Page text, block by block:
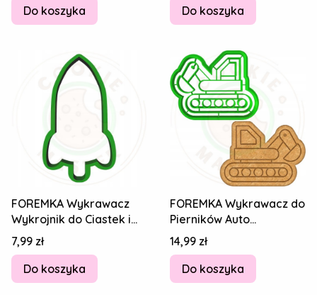
Do koszyka
Do koszyka
FOREMKA Wykrawacz
Wykrojnik do Ciastek i
Pierników - Kosmos
Rakieta 8cm
Cena
7,99 zł
Do koszyka
FOREMKA Wykrawacz do
Pierników Auto
Koparkoładowarka
Spychacz KOPARKA 8cm
Cena
14,99 zł
Do koszyka